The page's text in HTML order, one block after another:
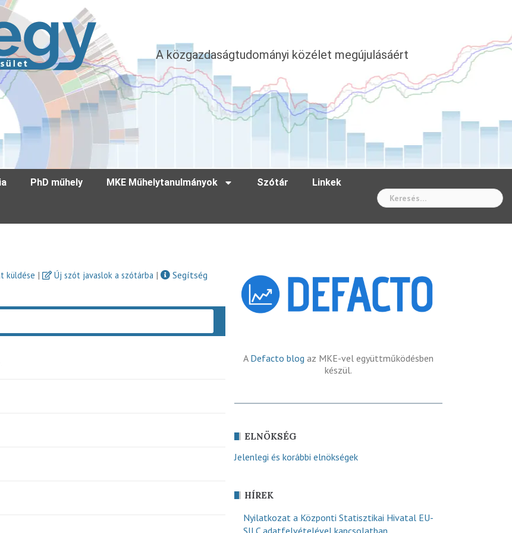
A közgazdaságtudományi közélet megújulásáért
PhD műhely MKE Műhelytanulmányok Szótár Linkek
küldése | Új szót javaslok a szótárba |
Segítség
A Defacto blog az MKE-vel együttműködésben
készül.
ELNÖKSÉG
Jelenlegi és korábbi elnökségek
HÍREK
Nyilatkozat a Központi Statisztikai Hivatal EU-
SILC adatfelvételével kapcsolatban